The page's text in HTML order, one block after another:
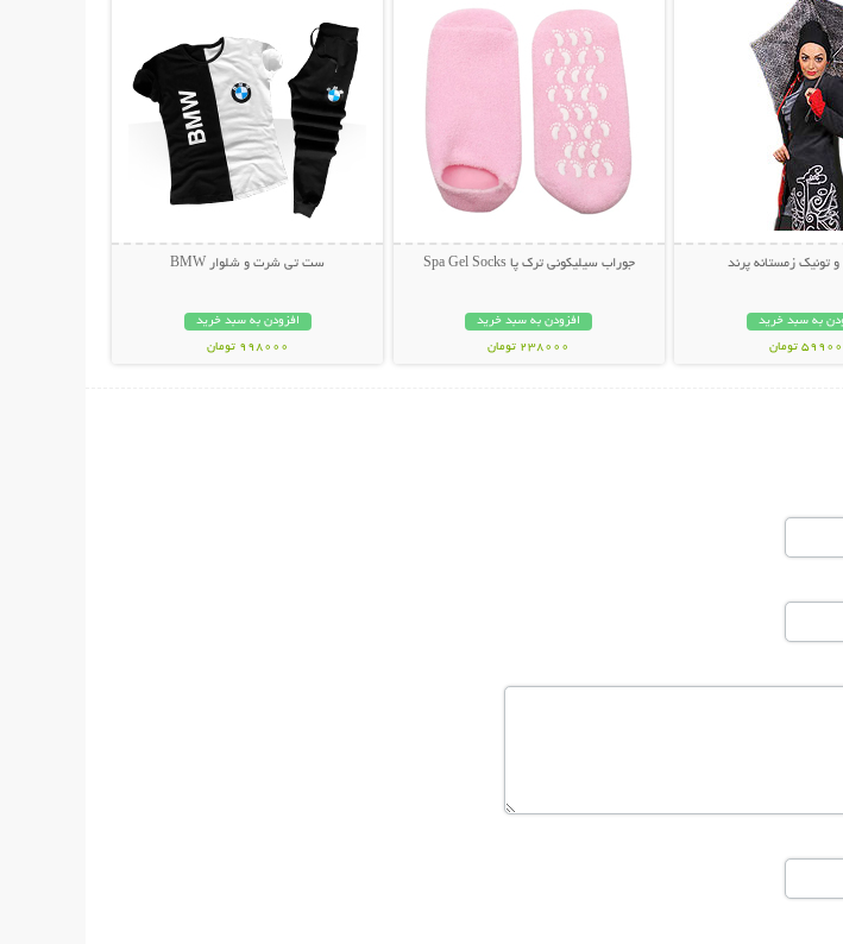
تونیک زمستانه پرند
به سبد خرید
تومان
جوراب سیلیکونی ترک پا Spa Gel Socks
افزودن به سبد خرید
238000 تومان
ست تی شرت و شلوار BMW
افزودن به سبد خرید
998000 تومان